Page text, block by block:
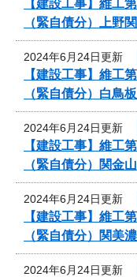
【建設工事】維工
（緊自債分）上野
2024年6月24日更新
【建設工事】維工
（緊自債分）白鳥
2024年6月24日更新
【建設工事】維工
（緊自債分）関金
2024年6月24日更新
【建設工事】維工
（緊自債分）関美
2024年6月24日更新